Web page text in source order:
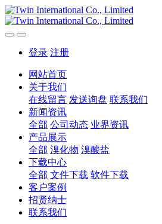
登录 注册
网站首页
关于我们
在线留言 发送询盘 联系我们
新闻资讯
全部 公司动态 业界资讯
产品展示
全部 溴化物 溴酸盐
下载中心
全部 文件下载 软件下载
客户案例
招贤纳士
联系我们